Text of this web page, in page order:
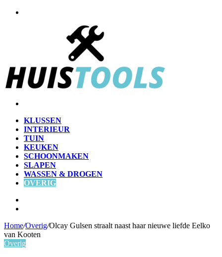
KLUSSEN
INTERIEUR
TUIN
KEUKEN
SCHOONMAKEN
SLAPEN
WASSEN & DROGEN
OVERIG
Home/Overig/Olcay Gulsen straalt naast haar nieuwe liefde Eelko
van Kooten
Overig